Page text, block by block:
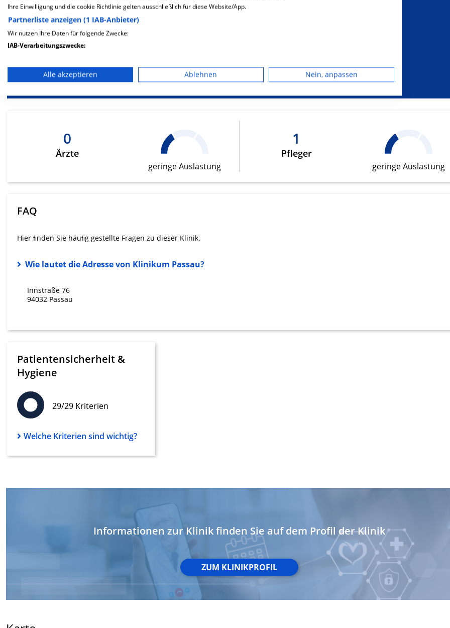
Ernährungsbedarf
0
Ärzte
geringe Auslastung
1
Pfleger
geringe Auslastung
FAQ
Hier ﬁnden Sie häuﬁg gestellte Fragen zu dieser Klinik.
Wie lautet die Adresse von Klinikum Passau?
Innstraße 76
94032 Passau
Patientensicherheit &
Hygiene
29/29 Kriterien
Welche Kriterien sind wichtig?
Informationen zur Klinik finden Sie auf dem Profil der Klinik
ZUM KLINIKPROFIL
Ihre Einwilligung und die cookie Richtlinie gelten ausschließlich für diese Website/App.
Partnerliste anzeigen (1 IAB-Anbieter)
Wir nutzen Ihre Daten für folgende Zwecke:
IAB-Verarbeitungszwecke:
Verwendung reduzierter Daten zur Auswahl von Werbeanzeigen
Verwendung von Profilen zur Auswahl personalisierter Werbung
Erstellung von Profilen zur Personalisierung von Inhalten
Verwendung von Profilen zur Auswahl personalisierter Inhalte
Messung der Werbeleistung
verschiedenen Quellen
IAB-Besonderheiten:
Geräte anhand von aktiv angeforderten Informationen identifizieren
Notwendig
Performance
Funktional
Alle akzeptieren Ablehnen Nein, anpassen